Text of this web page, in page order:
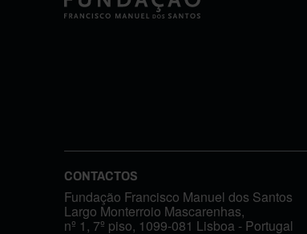
CONTACTOS
Fundação Francisco Manuel dos Santos
Largo Monterroio Mascarenhas,
nº 1, 7º piso, 1099-081 Lisboa - Portugal